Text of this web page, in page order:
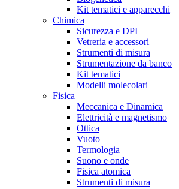
Kit tematici e apparecchi
Chimica
Sicurezza e DPI
Vetreria e accessori
Strumenti di misura
Strumentazione da banco
Kit tematici
Modelli molecolari
Fisica
Meccanica e Dinamica
Elettricità e magnetismo
Ottica
Vuoto
Termologia
Suono e onde
Fisica atomica
Strumenti di misura